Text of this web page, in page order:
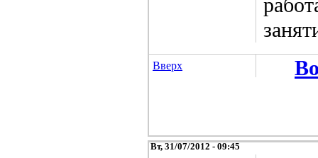
Вверх
Вт, 31/07/2012 - 09:45